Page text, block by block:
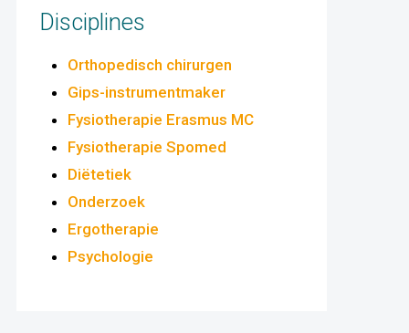
Disciplines
Orthopedisch chirurgen
Gips-instrumentmaker
Fysiotherapie Erasmus MC
Fysiotherapie Spomed
Diëtetiek
Onderzoek
Ergotherapie
Psychologie